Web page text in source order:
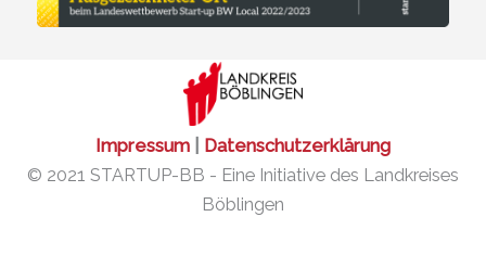
Impressum
Datenschutzerklärung
© 2021 STARTUP-BB - Eine Initiative des Landkreises
Böblingen